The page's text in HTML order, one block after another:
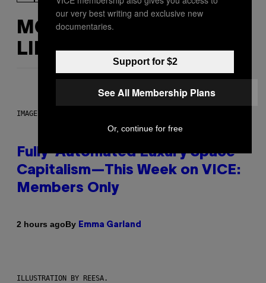
MORE
LIKE THIS
IMAGE: NICK DOVE
Fully-Automated Luxury Space
Capitalism—This Week on VICE:
Members Only
2 hours agoBy Emma Garland
ILLUSTRATION BY REESA.
our very best writing and exclusive new
documentaries.
Support for $2
See All Membership Plans
Or, continue for free